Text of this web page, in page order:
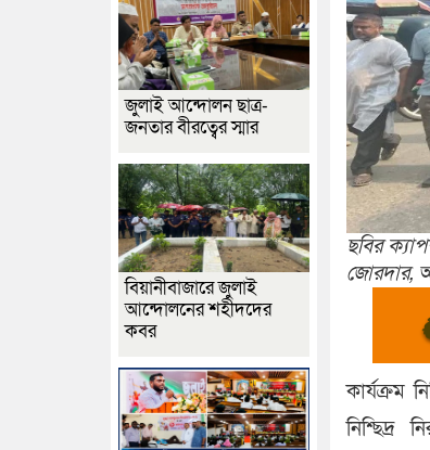
ছবির
জোরদার,
কার্যক্রম
নিশ্ছিদ্র
জুলাই আন্দোলন ছাত্র-
জনতার বীরত্বের স্মার
বিয়ানীবাজারে জুলাই
আন্দোলনের শহীদদের
কবর